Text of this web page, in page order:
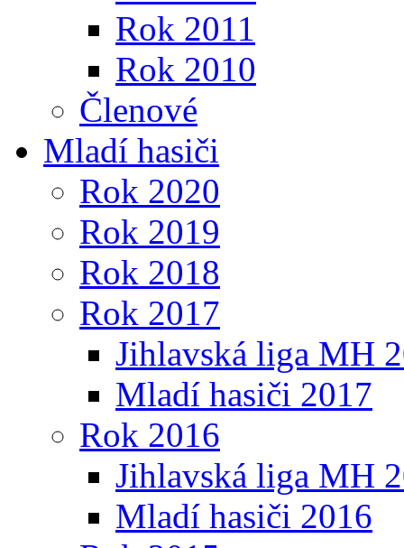
Rok 2011
Rok 2010
Členové
Mladí hasiči
Rok 2020
Rok 2019
Rok 2018
Rok 2017
Jihlavská liga MH
Mladí hasiči 2017
Rok 2016
Jihlavská liga MH
Mladí hasiči 2016